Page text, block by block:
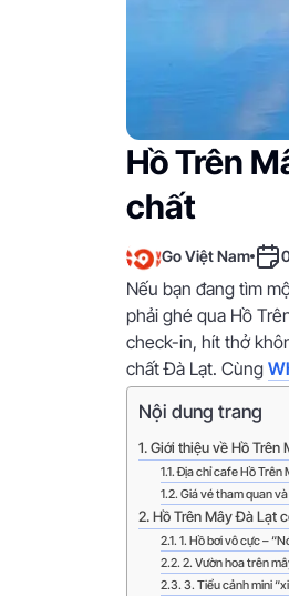
Hồ Trên
chất
Go Việt Nam
Nếu bạn đang tìm
phải ghé qua Hồ
check-in, hít thở
chất Đà Lạt. Cùng
Nội dung trang
Giới thiệu về Hồ Trên
Địa chỉ cafe Hồ Trên
Giá vé tham quan
Hồ Trên Mây Đà Lạt
1. Hồ bơi vô cực –
2. Vườn hoa trên
3. Tiểu cảnh mini